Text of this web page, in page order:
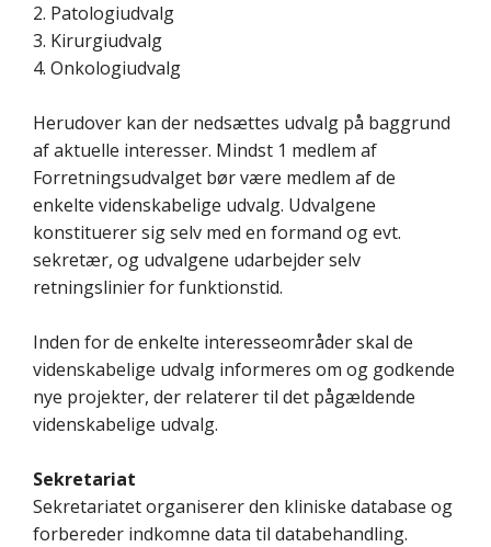
2. Patologiudvalg
3. Kirurgiudvalg
4. Onkologiudvalg
Herudover kan der nedsættes udvalg på baggrund
af aktuelle interesser. Mindst 1 medlem af
Forretningsudvalget bør være medlem af de
enkelte videnskabelige udvalg. Udvalgene
konstituerer sig selv med en formand og evt.
sekretær, og udvalgene udarbejder selv
retningslinier for funktionstid.
Inden for de enkelte interesseområder skal de
videnskabelige udvalg informeres om og godkende
nye projekter, der relaterer til det pågældende
videnskabelige udvalg.
Sekretariat
Sekretariatet organiserer den kliniske database og
forbereder indkomne data til databehandling.